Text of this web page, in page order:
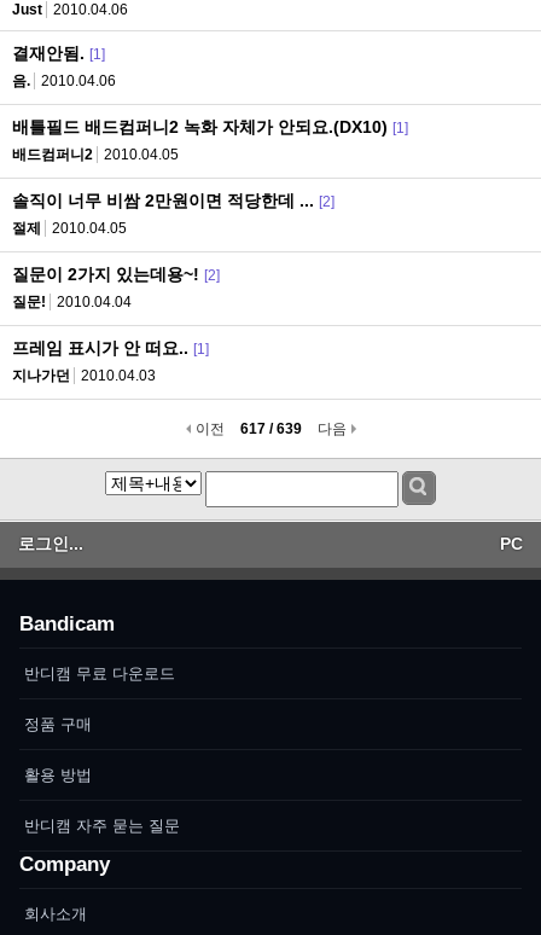
Just
2010.04.06
결재안됨. [1]
음.
2010.04.06
배틀필드 배드컴퍼니2 녹화 자체가 안되요.(DX10) [1]
배드컴퍼니2
2010.04.05
솔직이 너무 비쌈 2만원이면 적당한데 ... [2]
절제
2010.04.05
질문이 2가지 있는데용~! [2]
질문!
2010.04.04
프레임 표시가 안 떠요.. [1]
지나가던
2010.04.03
이전 617 / 639 다음
로그인... PC
Bandicam
반디캠 무료 다운로드
정품 구매
활용 방법
반디캠 자주 묻는 질문
Company
회사소개